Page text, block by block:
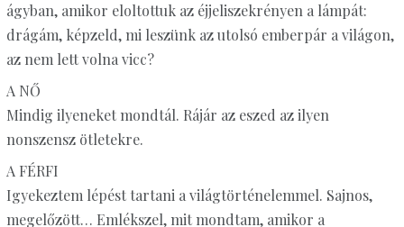
ágyban, amikor eloltottuk az éjjeliszekrényen a lámpát:
drágám, képzeld, mi leszünk az utolsó emberpár a világon,
az nem lett volna vicc?
A NŐ
Mindig ilyeneket mondtál. Rájár az eszed az ilyen
nonszensz ötletekre.
A FÉRFI
Igyekeztem lépést tartani a világtörténelemmel. Sajnos,
megelőzött… Emlékszel, mit mondtam, amikor a